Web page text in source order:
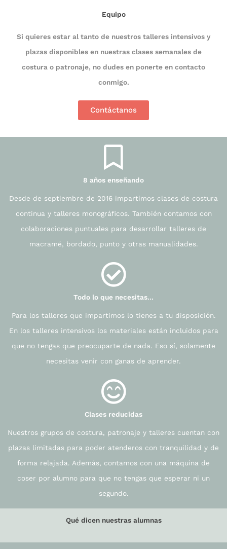
Equipo
Si quieres estar al tanto de nuestros talleres intensivos y
plazas disponibles en nuestras clases semanales de
costura o patronaje, no dudes en ponerte en contacto
conmigo.
Contáctanos
8 años enseñando
Desde de septiembre de 2016 impartimos clases de costura
continua y talleres monográficos. También contamos con
colaboraciones puntuales para desarrollar talleres de
macramé, bordado, punto y otras manualidades.
Todo lo que necesitas...
Para los talleres que impartimos lo tienes a tu disposición.
En los talleres intensivos los materiales están incluidos para
que no tengas que preocuparte de nada. Eso sí, solamente
necesitas venir con ganas de aprender.
Clases reducidas
Nuestros grupos de costura, patronaje y talleres cuentan con
plazas limitadas para poder atenderos con tranquilidad y de
forma relajada. Además, contamos con una máquina de
coser por alumno para que no tengas que esperar ni un
segundo.
Qué dicen nuestras alumnas